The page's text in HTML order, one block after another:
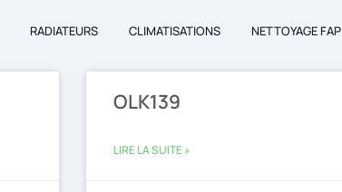
RADIATEURS CLIMATISATIONS NETTOYAGE FAP
OLK139
LIRE LA SUITE »